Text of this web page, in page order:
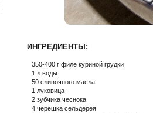
ИНГРЕДИЕНТЫ:
350-400 г филе куриной грудки
1 л воды
50 сливочного масла
1 луковица
2 зубчика чеснока
4 черешка сельдерея